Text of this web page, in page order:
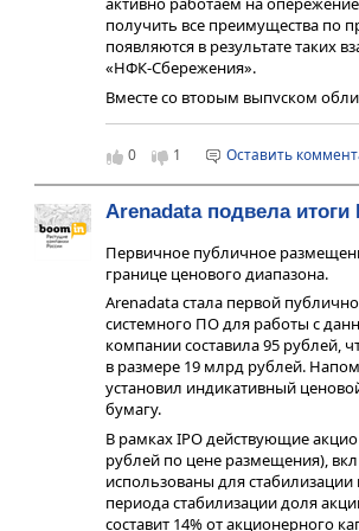
очереди реестра требований
не хватает.
Рынок ВДО знает примеры (их,
оказавшийся не в силах
владельцев облигаций (ОСВО),
реструктуризации. По этому
«Айс Стим Рус» (эмитент
Кому-то даже удавалось
как «Сибирскому гостинцу» в
реструктуризацию
несколько месяцев уже с ним
Пока только одной компании на
дефолта — сети студий
Петербурге «Кисточки», эмитент
договоренность о
берем в расчет, т.к. эмитент
г. компания не смогла в полном
перечислив владельцам
дефолте эмитент заранее
реструктуризации. Однако
в голосовании приняли участие
почти все они согласились с
реструктуризации. Вскоре
получить все преимущества по
появляются в результате таких
«НФК-Сбережения».
Вместе со вторым выпуском
использование привлеченных
компания не торопится», —
0 1 Оставить
Arenadata подвела итоги
Первичное публичное
границе ценового диапазона.
Arenadata стала первой
системного ПО для работы с
компании составила 95 рублей,
в размере 19 млрд рублей.
установил индикативный
бумагу.
В рамках IPO действующие
рублей по цене размещения),
использованы для
периода стабилизации доля
составит 14% от акционерного